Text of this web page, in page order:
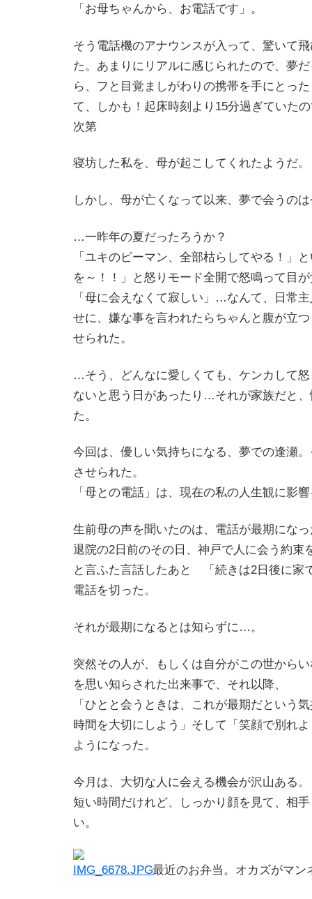
「お母ちゃんから、お電話です」。
そう電話機のアナウンスが入って、驚いて
た。あまりにリアルに感じられたので、夢
ら、フと目覚ましがわりの携帯を手にとっ
て、しかも！起床時刻より15分過ぎていた
次第
寝坊した私を、母が起こしてくれたようだ。
しかし、母が亡くなって以来、夢で会うの
…一昨年の夏だったろうか？
「ユキのピーマン、全部枯らしてやる！」
を～！！」と怒りモード全開で怒鳴って目
「母に会えなくて寂しい」…なんて、日常
せに、嫌な事を言われたらちゃんと腹が立
せられた。
…そう、どんなに愛しくても、ケンカして
ないと思う日があったり…それが家族だと
た。
今回は、優しい気持ちになる、夢での逢瀬
させられた。
「母との電話」は、現在の私の人生観に影
生前母の声を聞いたのは、電話が最期にな
退院の2日前のその日、神戸で人に会う約束
と言ふた言話したあと 「続きは2日後に家
電話を切った。
それが最期になるとは知らずに…。
突然その人が、もしくは自分がこの世から
を思い知らされた出来事で、それ以降、
「ひとと会うときは、これが最期だという
時間を大切にしよう」そして「笑顔で別れ
ようになった。
今月は、大切な人に会える機会が沢山ある。
短い時間だけれど、しっかり顔を見て、相
い。
最近のお弁当。オカズがマン